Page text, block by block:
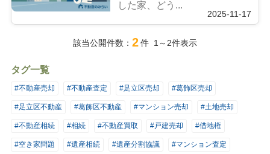
で完全ガイド
した家、どう...
2025-11-17
該当公開件数： 2件 1～2件表示
タグ一覧
#不動産売却 #不動産査定 #足立区売却 #葛飾区売却
#足立区不動産 #葛飾区不動産 #マンション売却 #土地売却
#不動産相続 #相続 #不動産買取 #戸建売却 #借地権
#空き家問題 #遺産相続 #遺産分割協議 #マンション査定